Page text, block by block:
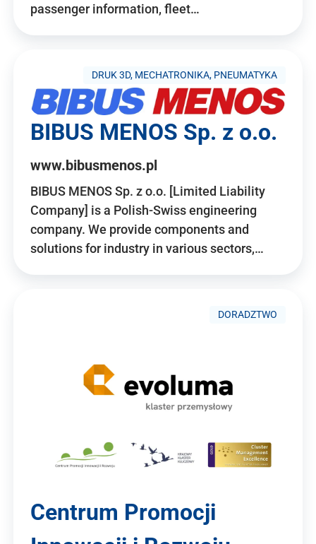
passenger information, fleet…
DRUK 3D, MECHATRONIKA, PNEUMATYKA
BIBUS MENOS Sp. z o.o.
www.bibusmenos.pl
BIBUS MENOS Sp. z o.o. [Limited Liability
Company] is a Polish-Swiss engineering
company. We provide components and
solutions for industry in various sectors,…
DORADZTWO
Centrum Promocji